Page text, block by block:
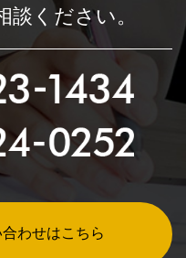
ください。
わせはこちら